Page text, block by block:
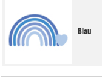
Blau